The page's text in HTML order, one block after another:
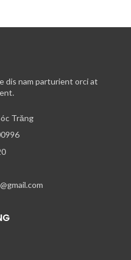
dis nam parturient orci at
Trăng